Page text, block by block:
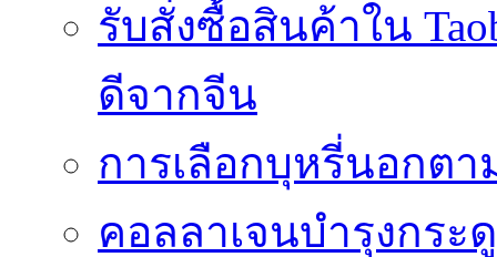
รับสั่งซื้อสินค้าใน
ดีจากจีน
การเลือกบุหรี่นอกต
คอลลาเจนบำรุงกระ